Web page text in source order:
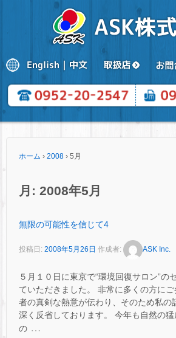
ホーム › 2008 › 5月
月: 2008年5月
無限の可能性を信じて4
投稿日: 2008年5月26日 作成者: ASK Inc.
５月１０日に東京で“環境回復サロン”の
ていただきました。 非常に多くの方に
者の真剣な熱意が伝わり、そのため私の
深く反省しております。 今年も自然の
の …